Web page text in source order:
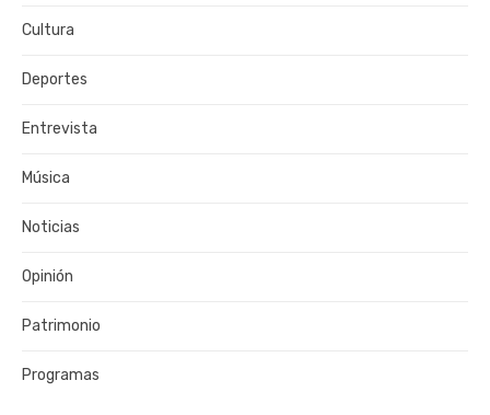
Cultura
Deportes
Entrevista
Música
Noticias
Opinión
Patrimonio
Programas